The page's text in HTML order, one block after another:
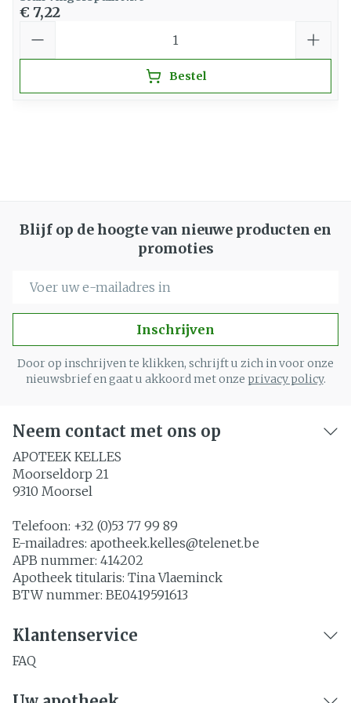
€ 7,22
Bestel
Blijf op de hoogte van nieuwe producten en
promoties
Inschrijven
Door op inschrijven te klikken, schrijft u zich in voor onze
nieuwsbrief en gaat u akkoord met onze privacy policy.
Neem contact met ons op
APOTEEK KELLES
Moorseldorp 21
9310 Moorsel
Telefoon: +32 (0)53 77 99 89
E-mailadres: apotheek.kelles@telenet.be
APB nummer: 414202
Apotheek titularis: Tina Vlaeminck
BTW nummer: BE0419591613
Klantenservice
FAQ